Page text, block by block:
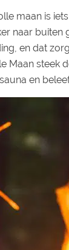
maan is
naar
en dat
Maan steek
en